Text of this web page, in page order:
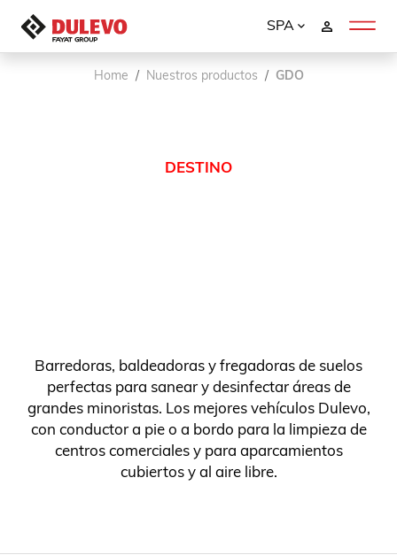
SPA
Home Nuestros productos GDO
DESTINO
Barredoras, baldeadoras y fregadoras de suelos
perfectas para sanear y desinfectar áreas de
grandes minoristas. Los mejores vehículos Dulevo,
con conductor a pie o a bordo para la limpieza de
centros comerciales y para aparcamientos
cubiertos y al aire libre.